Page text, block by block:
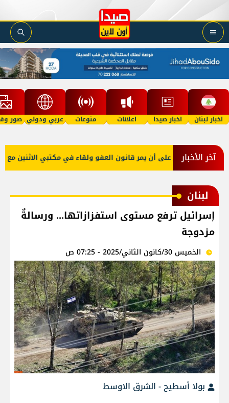
اخبار لبنان اخبار صيدا اعلانات منوعات عربي ودولي صور
آخر الأخبار
صعب: إصرار على أن يمر قانون العفو ولقاء في مكتبي الاثنين مع
لبنان
إسرائيل ترفع مستوى استفزازاتها... ورسالةٌ
مزدوجة
الخميس 30/كانون الثاني/2025 - 07:25 ص
بولا أسطيح - الشرق الاوسط